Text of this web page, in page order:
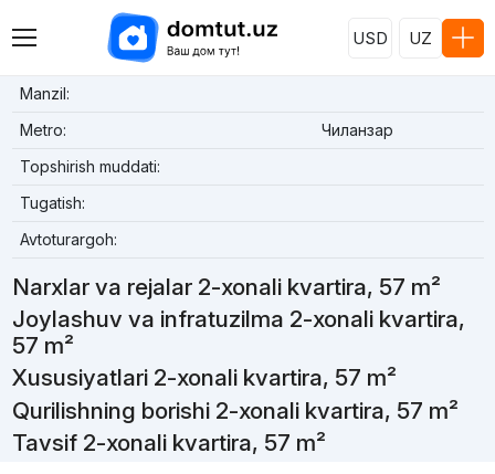
USD UZ
Manzil:
Metro:
Чиланзар
Topshirish muddati:
Tugatish:
Avtoturargoh:
Narxlar va rejalar 2-xonali kvartira, 57 m²
Joylashuv va infratuzilma 2-xonali kvartira,
57 m²
Xususiyatlari 2-xonali kvartira, 57 m²
Qurilishning borishi 2-xonali kvartira, 57 m²
Tavsif 2-xonali kvartira, 57 m²